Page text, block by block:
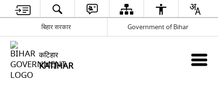
बिहार सरकार Government of Bihar
कटिहार
KATIHAR